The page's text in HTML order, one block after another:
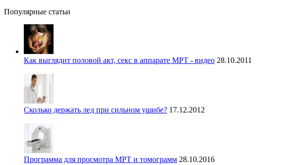
Популярные статьи
Как выглядит половой акт, секс в аппарате МРТ - видео 28.10.2011
Сколько держать лед при сильном ушибе? 17.12.2012
Программа для просмотра МРТ и томограмм 28.10.2016